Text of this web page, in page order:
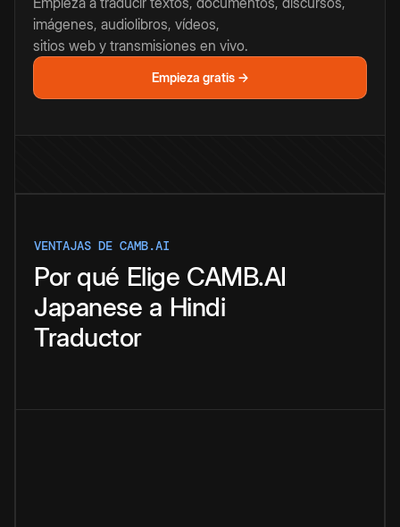
imágenes, audiolibros, vídeos,
sitios web y transmisiones en vivo.
Empieza gratis →
VENTAJAS DE CAMB.AI
Por qué Elige CAMB.AI
Japanese a Hindi
Traductor